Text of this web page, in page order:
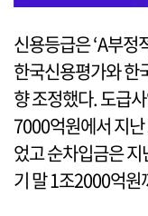
신용등급은 ‘A부정
한국신용평가와 한
향 조정했다. 도급
7000억원에서 지
었고 순차입금은
기 말 1조2000억원